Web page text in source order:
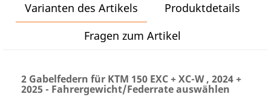
Varianten des Artikels
Produktdetails
Fragen zum Artikel
2 Gabelfedern für KTM 150 EXC + XC-W , 2024 +
2025 - Fahrergewicht/Federrate auswählen